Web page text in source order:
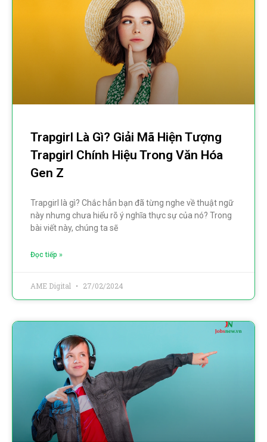
Trapgirl Là Gì? Giải Mã Hiện Tượng
Trapgirl Chính Hiệu Trong Văn Hóa
Gen Z
Trapgirl là gì? Chắc hẳn bạn đã từng nghe về thuật ngữ
này nhưng chưa hiểu rõ ý nghĩa thực sự của nó? Trong
bài viết này, chúng ta sẽ
Đọc tiếp »
AME Digital 27/02/2024